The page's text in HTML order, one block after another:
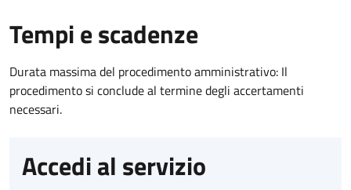
Tempi e scadenze
Durata massima del procedimento amministrativo: Il
procedimento si conclude al termine degli accertamenti
necessari.
Accedi al servizio